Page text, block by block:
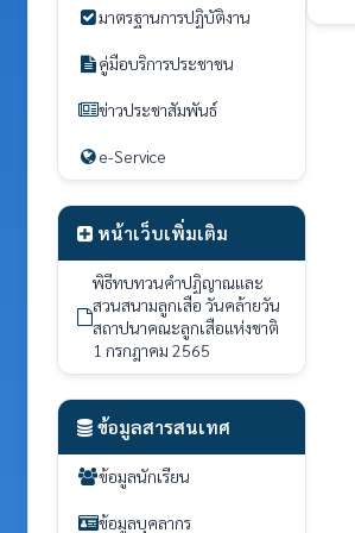
มาตรฐานการปฏิบัติงาน
คู่มือบริการประชาชน
ข่าวประชาสัมพันธ์
e-Service
หน้าเว็บเพิ่มเติม
พิธีทบทวนคำปฏิญาณและ
สวนสนามลูกเสือ วันคล้ายวัน
สถาปนาคณะลูกเสือแห่งชาติ
1 กรกฎาคม 2565
ข้อมูลสารสนเทศ
ข้อมูลนักเรียน
ข้อมูลบุคลากร